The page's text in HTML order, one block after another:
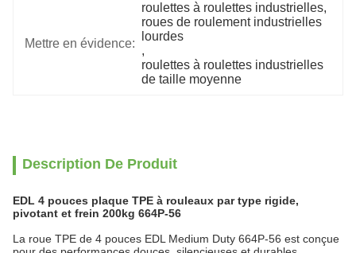
Mettre en évidence:
roulettes à roulettes industrielles
roues de roulement industrielles
lourdes
,
roulettes à roulettes industrielles
de taille moyenne
Description De Produit
EDL 4 pouces plaque TPE à rouleaux par type rigide,
pivotant et frein 200kg 664P-56
La roue TPE de 4 pouces EDL Medium Duty 664P-56 est conçue